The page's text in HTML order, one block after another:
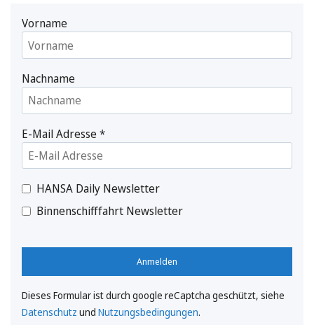
Vorname
Nachname
E-Mail Adresse*
HANSA Daily Newsletter
Binnenschifffahrt Newsletter
Anmelden
Dieses Formular ist durch google reCaptcha geschützt, siehe
Datenschutz und Nutzungsbedingungen.